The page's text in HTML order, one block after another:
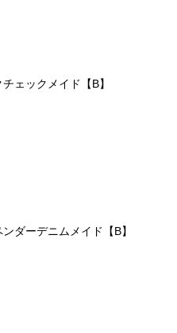
ェックメイド【B】
ダーデニムメイド【B】